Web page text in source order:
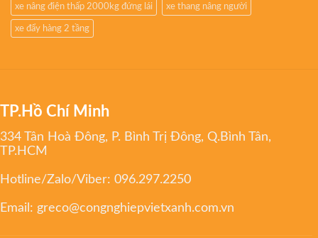
xe nâng điện thấp 2000kg đứng lái xe thang nâng người
xe đẩy hàng 2 tầng
TP.Hồ Chí Minh
334 Tân Hoà Đông, P. Bình Trị Đông, Q.Bình Tân,
TP.HCM
Hotline/Zalo/Viber: 096.297.2250
Email: greco@congnghiepvietxanh.com.vn